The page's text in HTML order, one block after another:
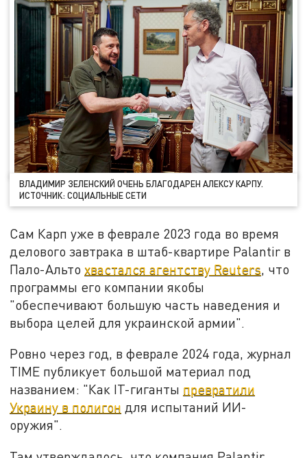
ВЛАДИМИР ЗЕЛЕНСКИЙ ОЧЕНЬ БЛАГОДАРЕН АЛЕКСУ КАРПУ.
ИСТОЧНИК: СОЦИАЛЬНЫЕ СЕТИ
Сам Карп уже в феврале 2023 года во время
делового завтрака в штаб-квартире Palantir в
Пало-Альто хвастался агентству Reuters, что
программы его компании якобы
"обеспечивают большую часть наведения и
выбора целей для украинской армии".
Ровно через год, в феврале 2024 года, журнал
TIME публикует большой материал под
названием: "Как IT-гиганты превратили
Украину в полигон для испытаний ИИ-
оружия".